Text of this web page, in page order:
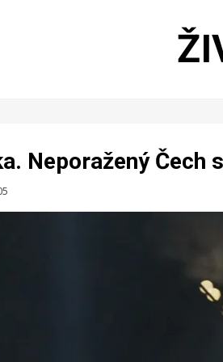
Neporažený